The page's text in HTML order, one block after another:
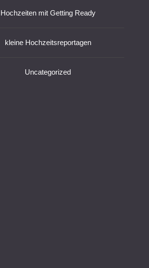
Hochzeiten mit Getting Ready
kleine Hochzeitsreportagen
Uncategorized